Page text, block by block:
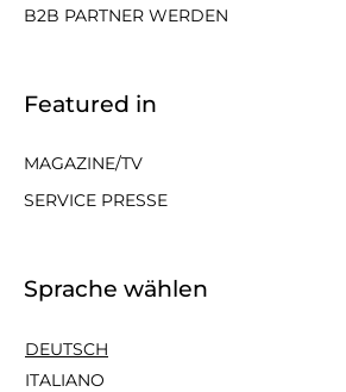
B2B PARTNER WERDEN
Featured in
MAGAZINE/TV
SERVICE PRESSE
Sprache wählen
DEUTSCH
ITALIANO